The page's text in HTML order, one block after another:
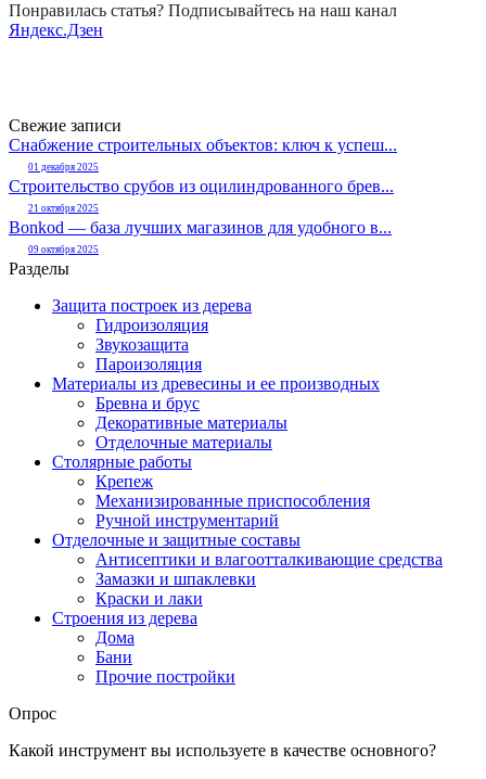
Понравилась статья? Подписывайтесь на наш канал
Яндекс.Дзен
Свежие записи
Снабжение строительных объектов: ключ к успеш...
01 декабря 2025
Строительство срубов из оцилиндрованного брев...
21 октября 2025
Bonkod — база лучших магазинов для удобного в...
09 октября 2025
Разделы
Защита построек из дерева
Гидроизоляция
Звукозащита
Пароизоляция
Материалы из древесины и ее производных
Бревна и брус
Декоративные материалы
Отделочные материалы
Столярные работы
Крепеж
Механизированные приспособления
Ручной инструментарий
Отделочные и защитные составы
Антисептики и влагоотталкивающие средства
Замазки и шпаклевки
Краски и лаки
Строения из дерева
Дома
Бани
Прочие постройки
Опрос
Какой инструмент вы используете в качестве основного?